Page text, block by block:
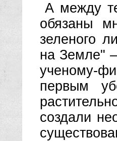
А между
обязаны
зеленого
на Земле"
ученому-
первым
создали